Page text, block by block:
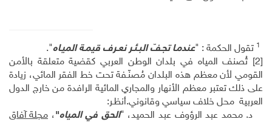
1 تقول الحكمة : "عندمـا تجـفّ البـئـر نعـرف قيمـة الميـاه".
[2] تُصنف المياه في بلدان الوطن العربي كقضية متعلقة بالأمن
القومي لأن معظم هذه البلدان مُصنّـفة تحت خط الفقر المائي، زيادة
على ذلك تعتبر معظم الأنهار والمجاري المائية الرافدة من خارج الدول
العربية محل خلاف سياسي وقانوني.أنظـر:
د. محمد عبد الرؤوف عبد الحميد، "الحق في المياه" ، مجلة آفاق